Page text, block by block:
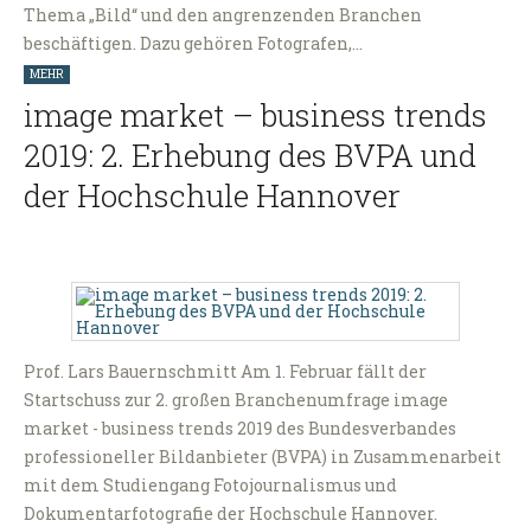
Thema „Bild“ und den angrenzenden Branchen
beschäftigen. Dazu gehören Fotografen,…
MEHR
image market – business trends
2019: 2. Erhebung des BVPA und
der Hochschule Hannover
Prof. Lars Bauernschmitt Am 1. Februar fällt der
Startschuss zur 2. großen Branchenumfrage image
market - business trends 2019 des Bundesverbandes
professioneller Bildanbieter (BVPA) in Zusammenarbeit
mit dem Studiengang Fotojournalismus und
Dokumentarfotografie der Hochschule Hannover.